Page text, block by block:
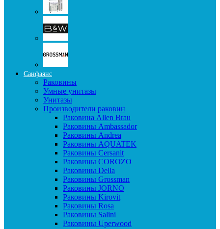
Санфаянс
Раковины
Умные унитазы
Унитазы
Производители раковин
Раковина Allen Brau
Раковины Ambassador
Раковины Andrea
Раковины AQUATEK
Раковины Cersanit
Раковины COROZO
Раковины Della
Раковины Grossman
Раковины JORNO
Раковины Kirovit
Раковины Rosa
Раковины Salini
Раковины Uperwood